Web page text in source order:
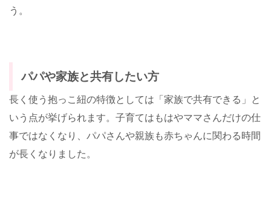
う。
パパや家族と共有したい方
長く使う抱っこ紐の特徴としては「家族で共有できる」と
いう点が挙げられます。子育てはもはやママさんだけの仕
事ではなくなり、パパさんや親族も赤ちゃんに関わる時間
が長くなりました。